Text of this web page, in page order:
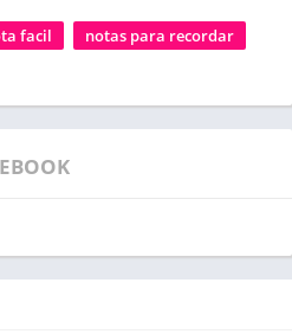
facil
notas para recordar